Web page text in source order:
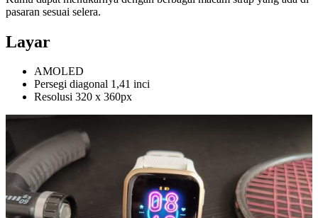
pasaran sesuai selera.
Layar
AMOLED
Persegi diagonal 1,41 inci
Resolusi 320 x 360px